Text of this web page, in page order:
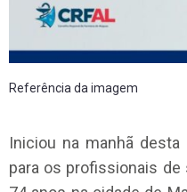
Referência da imagem
Iniciou na manhã desta
para os profissionais de